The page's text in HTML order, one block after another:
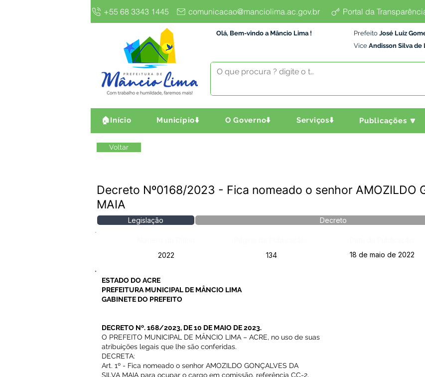
+55 68 3343 1445 comunicacao@manciolima.ac.gov.br Portal da
Olá, Bem-vindo a Mâncio Lima ! Prefeito José Luiz
Vice Andisson Silva de
🏠Início Município⬇️ O Governo⬇️ Serviços⬇️ Publicações 🔽
Voltar
Decreto Nº0168/2023 - Fica nomeado o senhor AMOZILDO
MAIA
Legislação Decreto
2022
134 18 de maio de 2022
ESTADO DO ACRE
PREFEITURA MUNICIPAL DE MÂNCIO LIMA
GABINETE DO PREFEITO
DECRETO Nº. 168/2023, DE 10 DE MAIO DE 2023.
O PREFEITO MUNICIPAL DE MÂNCIO LIMA – ACRE, no uso de suas
atribuições legais que lhe são conferidas.
DECRETA:
Art. 1º - Fica nomeado o senhor AMOZILDO GONÇALVES DA
SILVA MAIA para ocupar o cargo em comissão, referência CC-2,